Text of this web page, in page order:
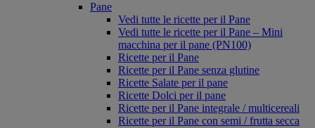
Pane
Vedi tutte le ricette per il Pane
Vedi tutte le ricette per il Pane – Mini
macchina per il pane (PN100)
Ricette per il Pane
Ricette per il Pane senza glutine
Ricette Salate per il pane
Ricette Dolci per il pane
Ricette per il Pane integrale / multicereali
Ricette per il Pane con semi / frutta secca